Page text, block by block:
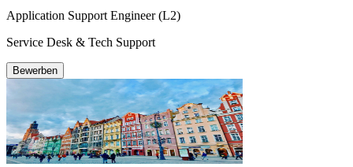
Application Support Engineer (L2)
Service Desk & Tech Support
Bewerben